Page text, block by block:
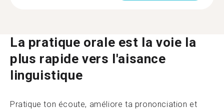
La pratique orale est la voie la
plus rapide vers l'aisance
linguistique
Pratique ton écoute, améliore ta prononciation et